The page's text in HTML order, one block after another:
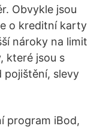
Obvykle jsou
o kreditní karty
nároky na limit
které jsou s
pojištění, slevy
program iBod,